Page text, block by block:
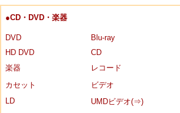
●CD・DVD・楽器
DVD
Blu-ray
HD DVD
CD
楽器
レコード
カセット
ビデオ
LD
UMDビデオ(⇒)